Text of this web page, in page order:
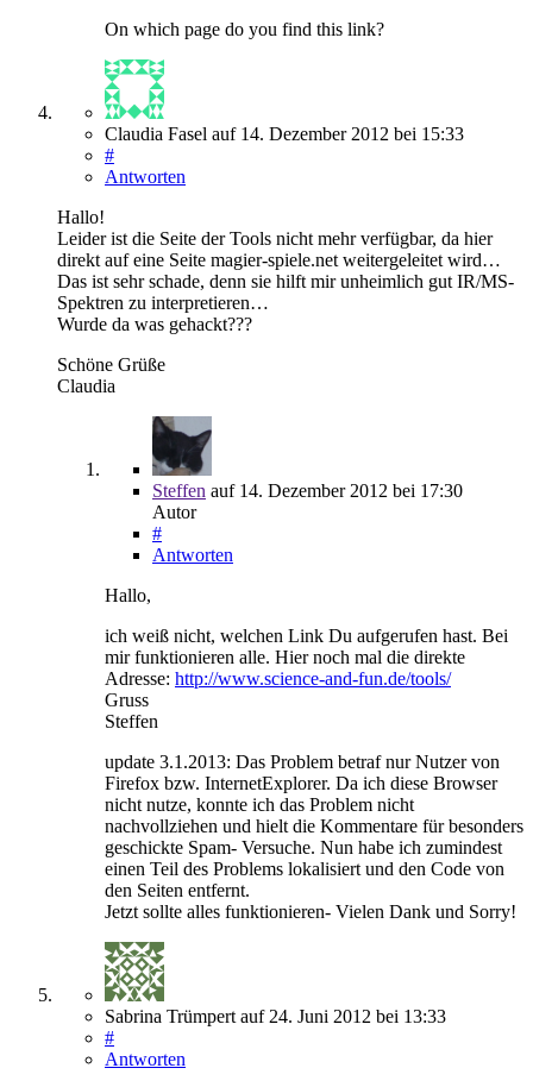
On which page do you find this link?
Claudia Fasel auf 14. Dezember 2012 bei 15:33
#
Antworten
Hallo!
Leider ist die Seite der Tools nicht mehr verfügbar, da hier
direkt auf eine Seite magier-spiele.net weitergeleitet wird…
Das ist sehr schade, denn sie hilft mir unheimlich gut IR/MS-
Spektren zu interpretieren…
Wurde da was gehackt???
Schöne Grüße
Claudia
Steffen auf 14. Dezember 2012 bei 17:30
Autor
#
Antworten
Hallo,
ich weiß nicht, welchen Link Du aufgerufen hast. Bei
mir funktionieren alle. Hier noch mal die direkte
Adresse: http://www.science-and-fun.de/tools/
Gruss
Steffen
update 3.1.2013: Das Problem betraf nur Nutzer von
Firefox bzw. InternetExplorer. Da ich diese Browser
nicht nutze, konnte ich das Problem nicht
nachvollziehen und hielt die Kommentare für besonders
geschickte Spam- Versuche. Nun habe ich zumindest
einen Teil des Problems lokalisiert und den Code von
den Seiten entfernt.
Jetzt sollte alles funktionieren- Vielen Dank und Sorry!
Sabrina Trümpert auf 24. Juni 2012 bei 13:33
#
Antworten